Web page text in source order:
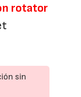
rotator
sin